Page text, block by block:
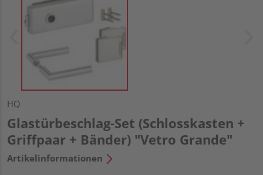
HQ
Glastürbeschlag-Set (Schlosskasten +
Griffpaar + Bänder) "Vetro Grande"
Artikelinformationen